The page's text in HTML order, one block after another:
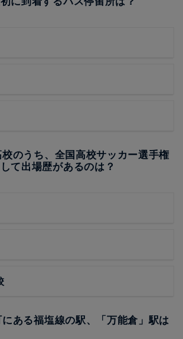
のうち、全国高校サッカー選手権
て出場歴があるのは？
ある福塩線の駅、「万能倉」駅は